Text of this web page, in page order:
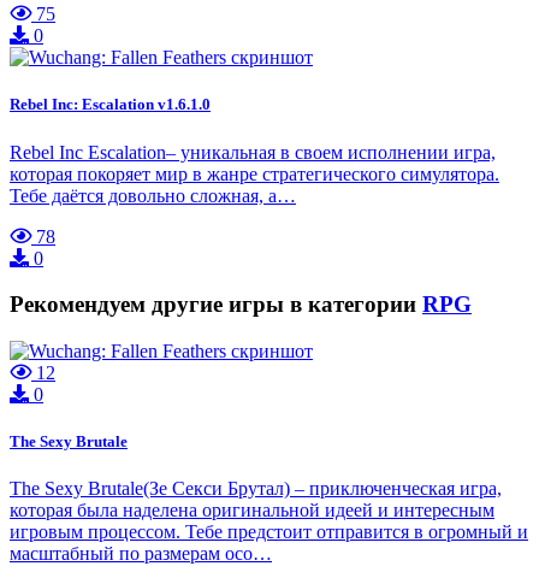
75
0
Rebel Inc: Escalation v1.6.1.0
Rebel Inc Escalation– уникальная в своем исполнении игра,
которая покоряет мир в жанре стратегического симулятора.
Тебе даётся довольно сложная, а…
78
0
Рекомендуем другие игры в категории RPG
12
0
The Sexy Brutale
The Sexy Brutale(Зе Секси Брутал) – приключенческая игра,
которая была наделена оригинальной идеей и интересным
игровым процессом. Тебе предстоит отправится в огромный и
масштабный по размерам осо…